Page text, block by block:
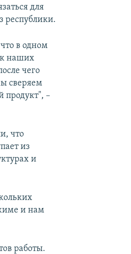
для
республики.
в одном
наших
чего
сверяем
–
что
из
и
и нам
работы.